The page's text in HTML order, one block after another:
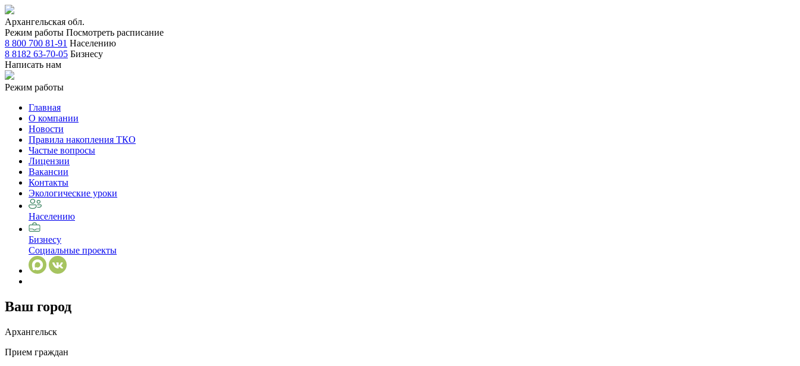
Архангельская обл.
Режим работы Посмотреть расписание
8 800 700 81-91 Населению
8 8182 63-70-05 Бизнесу
Написать нам
Режим работы
Главная
О компании
Новости
Правила накопления ТКО
Частые вопросы
Лицензии
Вакансии
Контакты
Экологические уроки
Населению
Бизнесу
Социальные проекты
Ваш город
Архангельск
Прием граждан